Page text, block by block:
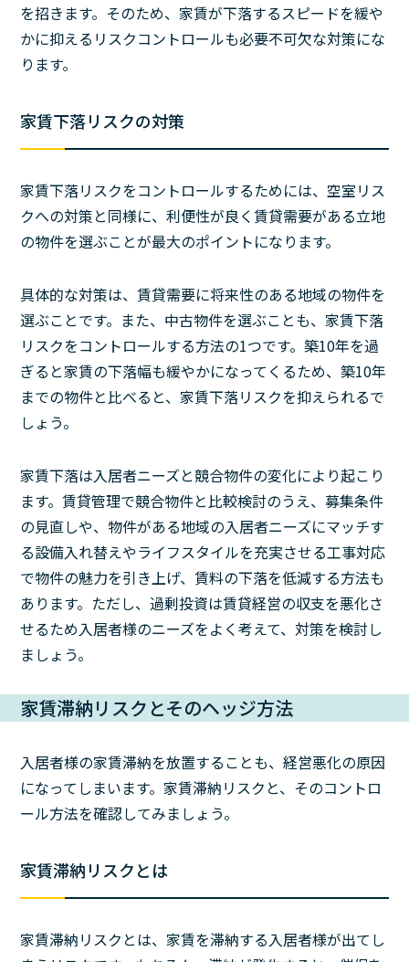
を招きます。そのため、家賃が下落するスピードを緩や
かに抑えるリスクコントロールも必要不可欠な対策にな
ります。
家賃下落リスクの対策
家賃下落リスクをコントロールするためには、空室リス
クへの対策と同様に、利便性が良く賃貸需要がある立地
の物件を選ぶことが最大のポイントになります。
具体的な対策は、賃貸需要に将来性のある地域の物件を
選ぶことです。また、中古物件を選ぶことも、家賃下落
リスクをコントロールする方法の1つです。築10年を過
ぎると家賃の下落幅も緩やかになってくるため、築10年
までの物件と比べると、家賃下落リスクを抑えられるで
しょう。
家賃下落は入居者ニーズと競合物件の変化により起こり
ます。賃貸管理で競合物件と比較検討のうえ、募集条件
の見直しや、物件がある地域の入居者ニーズにマッチす
る設備入れ替えやライフスタイルを充実させる工事対応
で物件の魅力を引き上げ、賃料の下落を低減する方法も
あります。ただし、過剰投資は賃貸経営の収支を悪化さ
せるため入居者様のニーズをよく考えて、対策を検討し
ましょう。
家賃滞納リスクとそのヘッジ方法
入居者様の家賃滞納を放置することも、経営悪化の原因
になってしまいます。家賃滞納リスクと、そのコントロ
ール方法を確認してみましょう。
家賃滞納リスクとは
家賃滞納リスクとは、家賃を滞納する入居者様が出てし